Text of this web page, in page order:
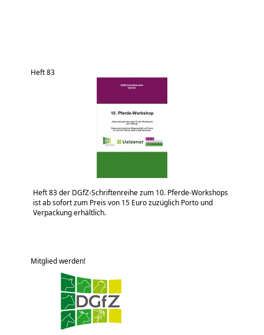
Heft 83
Heft 83 der DGfZ-Schriftenreihe zum 10. Pferde-Workshops
ist ab sofort zum Preis von 15 Euro zuzüglich Porto und
Verpackung erhältlich.
Mitglied werden!